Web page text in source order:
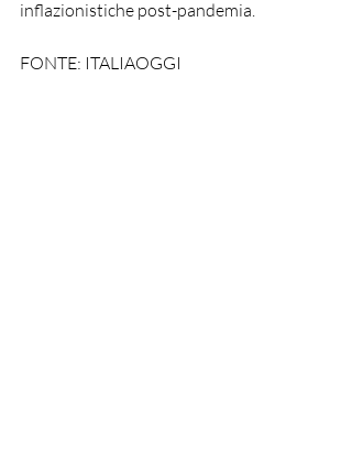
inflazionistiche post-pandemia.
FONTE: ITALIAOGGI